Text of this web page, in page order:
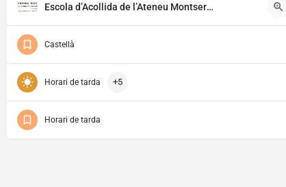
Escola d’Acollida de l’Ateneu Montserrat
Castellà
Horari de tarda +5
Horari de tarda